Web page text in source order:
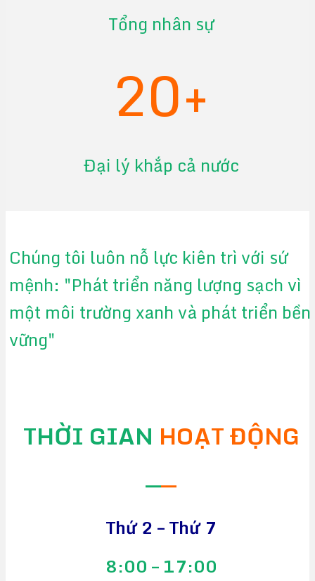
Tổng nhân sự
20+
Đại lý khắp cả nước
Chúng tôi luôn nỗ lực kiên trì với sứ
mệnh: "Phát triển năng lượng sạch vì
một môi trường xanh và phát triển bền
vững"
THỜI GIAN HOẠT ĐỘNG
——
Thứ 2 – Thứ 7
8:00 – 17:00